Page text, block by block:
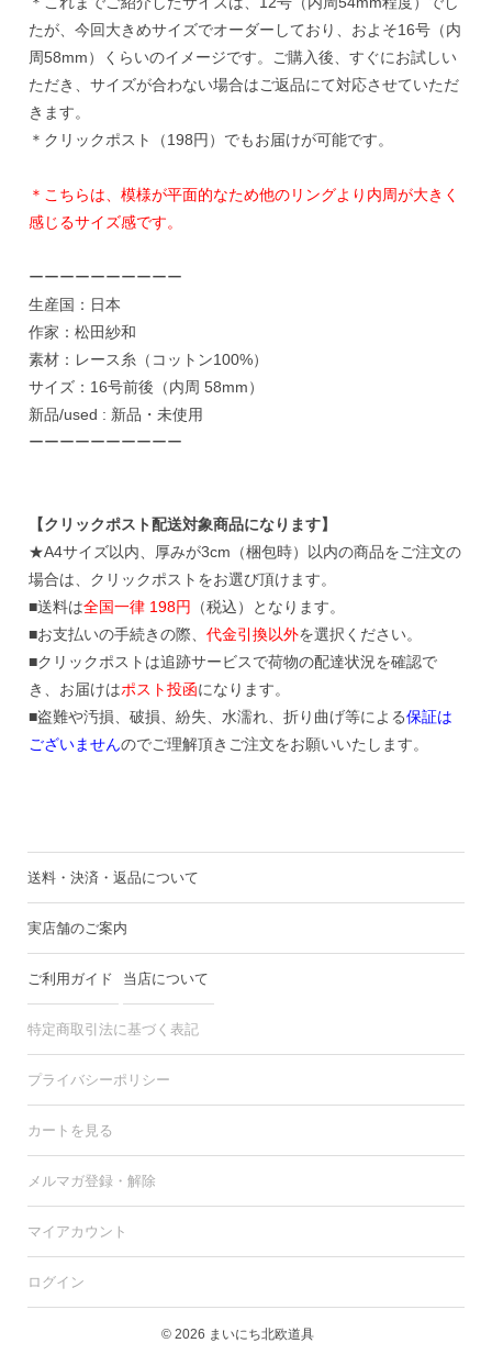
たが、今回大きめサイズでオーダーしており、およそ16号（内
周58mm）くらいのイメージです。ご購入後、すぐにお試しい
ただき、サイズが合わない場合はご返品にて対応させていただ
きます。
＊クリックポスト（198円）でもお届けが可能です。
＊こちらは、模様が平面的なため他のリングより内周が大きく
感じるサイズ感です。
ーーーーーーーーーー
生産国：日本
作家：松田紗和
素材：レース糸（コットン100%）
サイズ：16号前後（内周 58mm）
新品/used : 新品・未使用
ーーーーーーーーーー
【クリックポスト配送対象商品になります】
★A4サイズ以内、厚みが3cm（梱包時）以内の商品をご注文の
場合は、クリックポストをお選び頂けます。
■送料は全国一律 198円
（税込）となります。
■お支払いの手続きの際、 代金引換以外を選択ください。
■クリックポストは追跡サービスで荷物の配達状況を確認で
き、お届けはポスト投函になります。
■盗難や汚損、破損、紛失、水濡れ、折り曲げ等による保証は
ございませんのでご理解頂きご注文をお願いいたします。
送料・決済・返品について
実店舗のご案内
ご利用ガイド 当店について
特定商取引法に基づく表記
プライバシーポリシー
カートを見る
メルマガ登録・解除
マイアカウント
ログイン
© 2026 まいにち北欧道具